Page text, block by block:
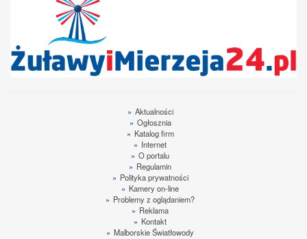
» Aktualności
» Ogłosznia
» Katalog firm
» Internet
» O portalu
» Regulamin
» Polityka prywatności
» Kamery on-line
» Problemy z oglądaniem?
» Reklama
» Kontakt
» Malborskie Światłowody